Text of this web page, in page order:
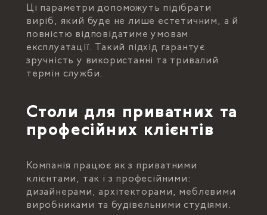
Ці параметри допоможуть підібрати
виріб, який буде не лише естетичним, а й
повністю відповідатиме умовам
експлуатації. Такий підхід гарантує
зручність у використанні та тривалий
термін служби.
Столи для приватних та
професійних клієнтів
Компанія працює як з приватними
клієнтами, так і з професійними:
дизайнерами, архітекторами, меблевими
виробниками та будівельними студіями.